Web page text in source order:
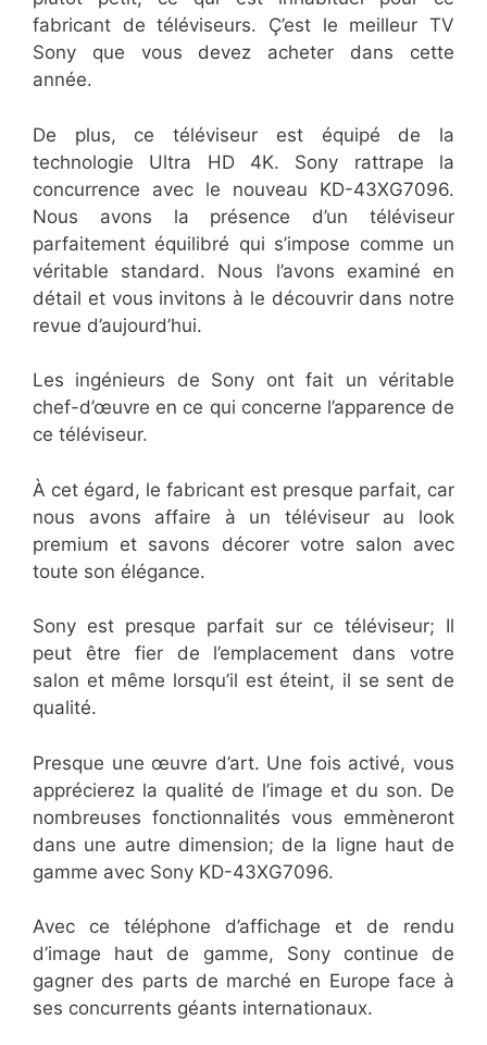
fabricant de téléviseurs. Ç’est le meilleur TV
Sony que vous devez acheter dans cette
année.
De plus, ce téléviseur est équipé de la
technologie Ultra HD 4K. Sony rattrape la
concurrence avec le nouveau KD-43XG7096.
Nous avons la présence d’un téléviseur
parfaitement équilibré qui s’impose comme un
véritable standard. Nous l’avons examiné en
détail et vous invitons à le découvrir dans notre
revue d’aujourd’hui.
Les ingénieurs de Sony ont fait un véritable
chef-d’œuvre en ce qui concerne l’apparence de
ce téléviseur.
À cet égard, le fabricant est presque parfait, car
nous avons affaire à un téléviseur au look
premium et savons décorer votre salon avec
toute son élégance.
Sony est presque parfait sur ce téléviseur; Il
peut être fier de l’emplacement dans votre
salon et même lorsqu’il est éteint, il se sent de
qualité.
Presque une œuvre d’art. Une fois activé, vous
apprécierez la qualité de l’image et du son. De
nombreuses fonctionnalités vous emmèneront
dans une autre dimension; de la ligne haut de
gamme avec Sony KD-43XG7096.
Avec ce téléphone d’affichage et de rendu
d’image haut de gamme, Sony continue de
gagner des parts de marché en Europe face à
ses concurrents géants internationaux.